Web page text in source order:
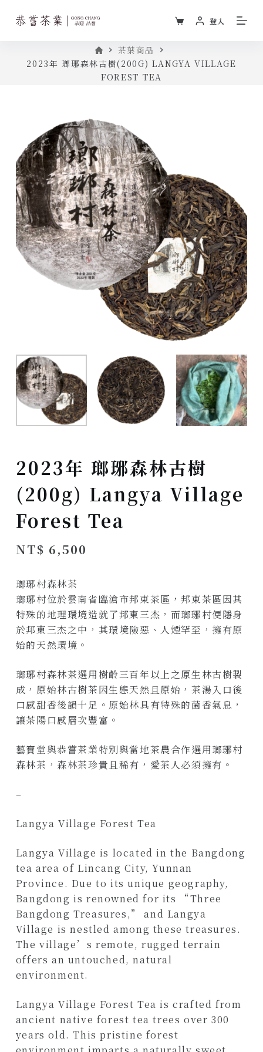
跳
至
登入
首
頁
茶葉商品
2023年 瑯琊森林古樹(200G) LANGYA VILLAGE
FOREST TEA
2023年 瑯琊森林古樹
(200g) Langya Village
Forest Tea
NT$ 6,500
瑯琊村森林茶
瑯琊村位於雲南省臨滄市邦東茶區，邦東茶區因其
特殊的地理環境造就了邦東三杰，而瑯琊村便隱身
於邦東三杰之中，其環境險惡、人煙罕至，擁有原
始的天然環境。
瑯琊村森林茶選用樹齡三百年以上之原生林古樹製
成，原始林古樹茶因生態天然且原始，茶湯入口後
口感甜香後韻十足。原始林具有特殊的菌香氣息，
讓茶陽口感層次豐富。
藝寶堂與恭嘗茶業特別與當地茶農合作選用瑯琊村
森林茶，森林茶珍貴且稀有，愛茶人必須擁有。
–
Langya Village Forest Tea
Langya Village is located in the Bangdong
tea area of Lincang City, Yunnan
Province. Due to its unique geography,
Bangdong is renowned for its “Three
Bangdong Treasures,” and Langya
Village is nestled among these treasures.
The village’s remote, rugged terrain
offers an untouched, natural
environment.
Langya Village Forest Tea is crafted from
ancient native forest tea trees over 300
years old. This pristine forest